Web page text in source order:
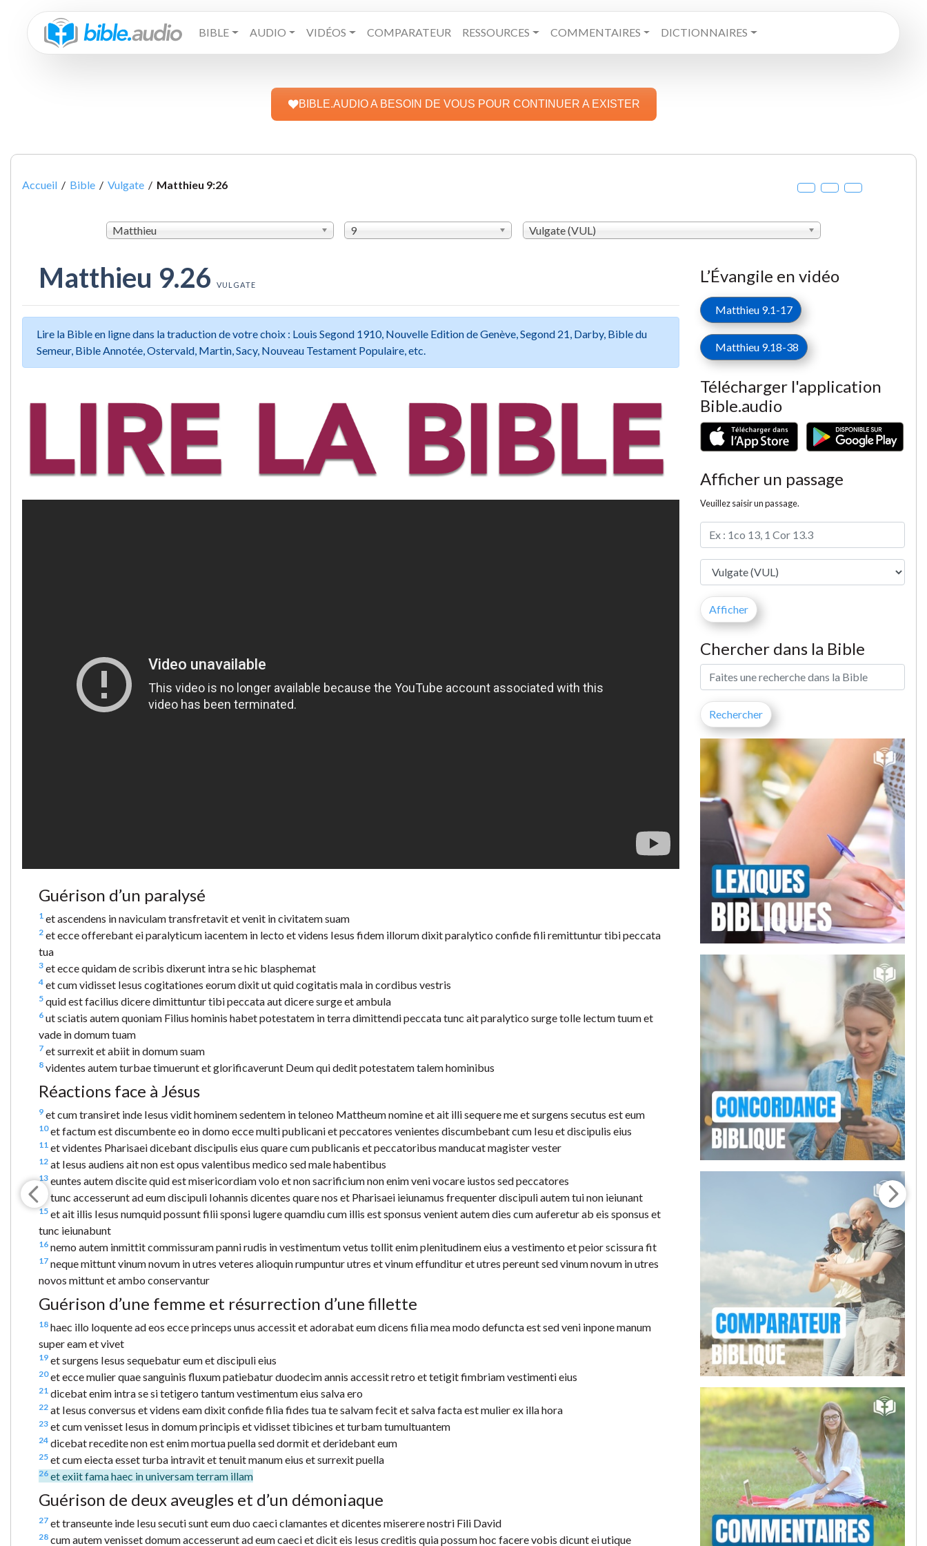
BIBLE AUDIO VIDÉOS COMPARATEUR RESSOURCES COMMENTAIRES DICTIONNAIRES
BIBLE.AUDIO A BESOIN DE VOUS POUR CONTINUER A EXISTER
Accueil / Bible / Vulgate / Matthieu 9:26
Matthieu 9 Vulgate (VUL)
Matthieu 9.26 VULGATE
Lire la Bible en ligne dans la traduction de votre choix : Louis Segond 1910, Nouvelle Edition de Genève, Segond 21, Darby, Bible du
Semeur, Bible Annotée, Ostervald, Martin, Sacy, Nouveau Testament Populaire, etc.
Guérison d’un paralysé
1 et ascendens in naviculam transfretavit et venit in civitatem suam
2 et ecce offerebant ei paralyticum iacentem in lecto et videns Iesus fidem illorum dixit paralytico confide fili remittuntur tibi peccata
tua
3 et ecce quidam de scribis dixerunt intra se hic blasphemat
4 et cum vidisset Iesus cogitationes eorum dixit ut quid cogitatis mala in cordibus vestris
5 quid est facilius dicere dimittuntur tibi peccata aut dicere surge et ambula
6 ut sciatis autem quoniam Filius hominis habet potestatem in terra dimittendi peccata tunc ait paralytico surge tolle lectum tuum et
vade in domum tuam
7 et surrexit et abiit in domum suam
8 videntes autem turbae timuerunt et glorificaverunt Deum qui dedit potestatem talem hominibus
Réactions face à Jésus
9 et cum transiret inde Iesus vidit hominem sedentem in teloneo Mattheum nomine et ait illi sequere me et surgens secutus est eum
10et factum est discumbente eo in domo ecce multi publicani et peccatores venientes discumbebant cum Iesu et discipulis eius
11 et videntes Pharisaei dicebant discipulis eius quare cum publicanis et peccatoribus manducat magister vester
12 at Iesus audiens ait non est opus valentibus medico sed male habentibus
13 euntes autem discite quid est misericordiam volo et non sacrificium non enim veni vocare iustos sed peccatores
14 tunc accesserunt ad eum discipuli Iohannis dicentes quare nos et Pharisaei ieiunamus frequenter discipuli autem tui non ieiunant
15 et ait illis Iesus numquid possunt filii sponsi lugere quamdiu cum illis est sponsus venient autem dies cum auferetur ab eis sponsus et
tunc ieiunabunt
16 nemo autem inmittit commissuram panni rudis in vestimentum vetus tollit enim plenitudinem eius a vestimento et peior scissura fit
17 neque mittunt vinum novum in utres veteres alioquin rumpuntur utres et vinum effunditur et utres pereunt sed vinum novum in utres
novos mittunt et ambo conservantur
Guérison d’une femme et résurrection d’une fillette
18 haec illo loquente ad eos ecce princeps unus accessit et adorabat eum dicens filia mea modo defuncta est sed veni inpone manum
super eam et vivet
19 et surgens Iesus sequebatur eum et discipuli eius
20et ecce mulier quae sanguinis fluxum patiebatur duodecim annis accessit retro et tetigit fimbriam vestimenti eius
21 dicebat enim intra se si tetigero tantum vestimentum eius salva ero
22 at Iesus conversus et videns eam dixit confide filia fides tua te salvam fecit et salva facta est mulier ex illa hora
23 et cum venisset Iesus in domum principis et vidisset tibicines et turbam tumultuantem
24 dicebat recedite non est enim mortua puella sed dormit et deridebant eum
25 et cum eiecta esset turba intravit et tenuit manum eius et surrexit puella
26 et exiit fama haec in universam terram illam
Guérison de deux aveugles et d’un démoniaque
27 et transeunte inde Iesu secuti sunt eum duo caeci clamantes et dicentes miserere nostri Fili David
28 cum autem venisset domum accesserunt ad eum caeci et dicit eis Iesus creditis quia possum hoc facere vobis dicunt ei utique
L’Évangile en vidéo
Matthieu 9.1-17
Matthieu 9.18-38
Télécharger l'application
Bible.audio
Afficher un passage
Veuillez saisir un passage.
Chercher dans la Bible